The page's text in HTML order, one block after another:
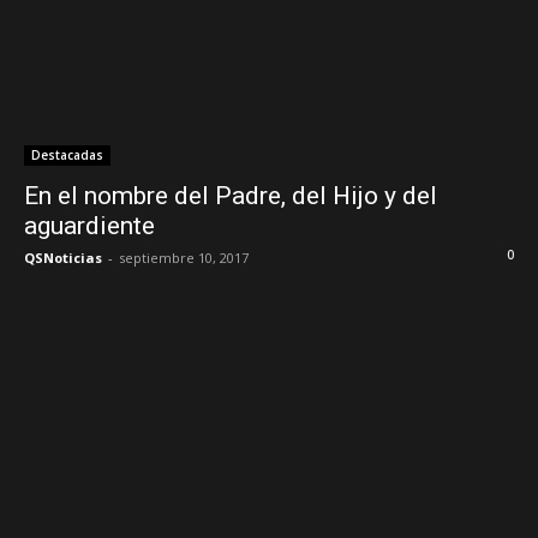
Destacadas
En el nombre del Padre, del Hijo y del
aguardiente
QSNoticias - septiembre 10, 2017 0